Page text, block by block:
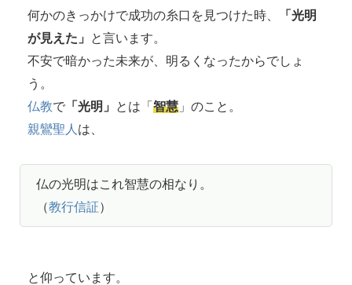
何かのきっかけで成功の糸口を見つけた時、
「光明
が見えた」
と言います。
不安で暗かった未来が、明るくなったからでしょ
う。
仏教で 「光明」 とは「 智慧 」のこと。
親鸞聖人 は、
仏の光明はこれ智慧の相なり。
（教行信証）
と仰っています。